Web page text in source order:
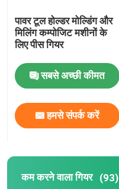
पावर टूल होल्डर मोल्डिंग और
मिलिंग कम्पोजिट मशीनों के
लिए पीस गियर
सबसे अच्छी कीमत
हमसे संपर्क करें
कम करने वाला गियर (93)